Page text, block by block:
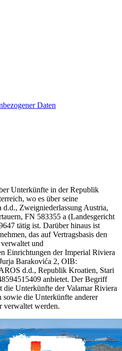
Daten
Unterkünfte in der Republik
wo es über seine
Zweigniederlassung Austria,
FN 583355 a (Landesgericht
tätig ist. Darüber hinaus ist
das auf Vertragsbasis den
und
Einrichtungen der Imperial Riviera
Barakovića 2, OIB:
d.d., Republik Kroatien, Stari
anbietet. Der Begriff
die Unterkünfte der Valamar Riviera
die Unterkünfte anderer
verwaltet werden.